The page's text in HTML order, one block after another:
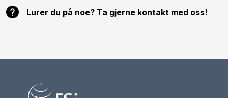
Lurer du på noe? Ta gjerne kontakt med oss!